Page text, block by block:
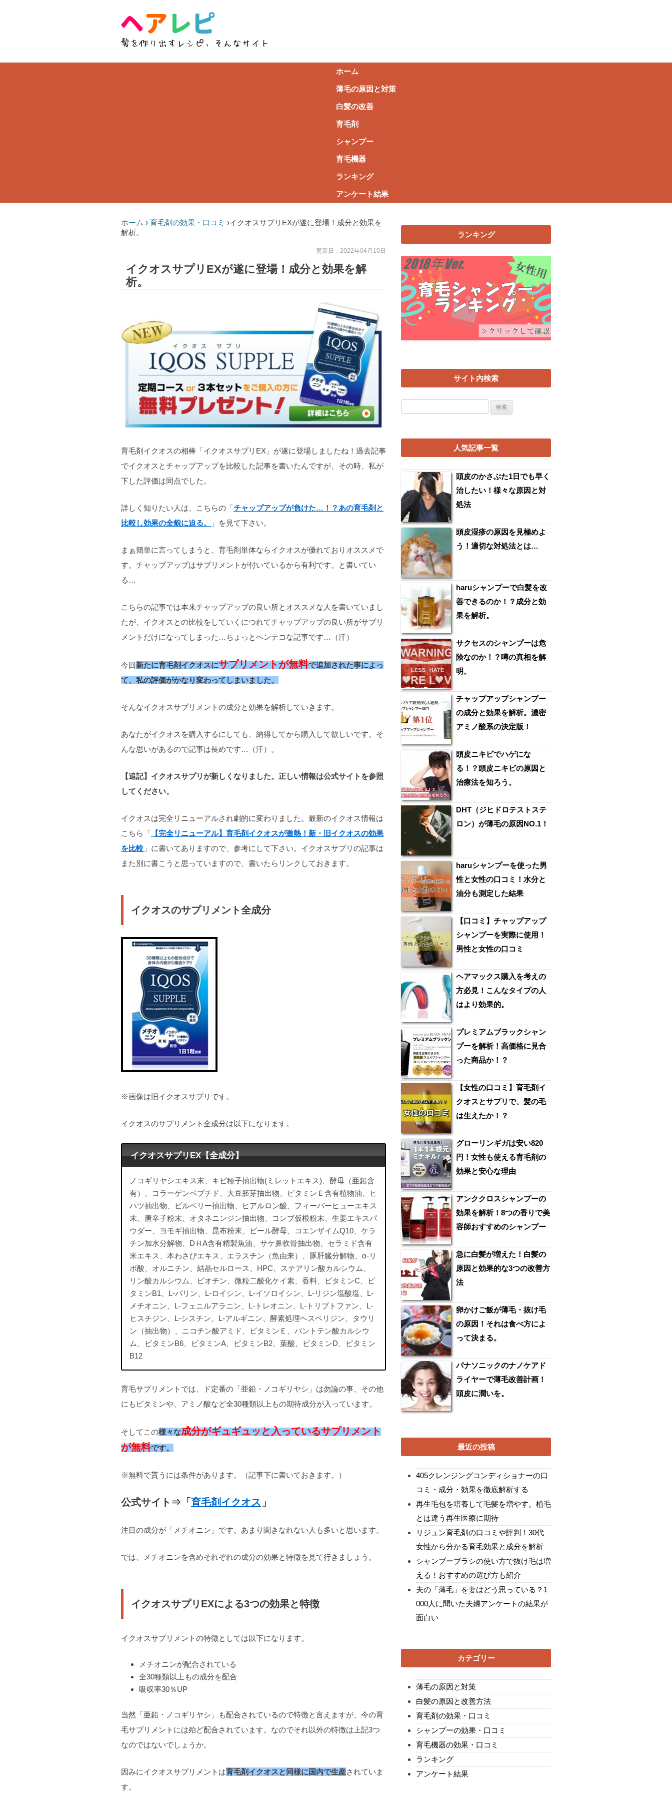
ホーム
薄毛の原因と対策
白髪の改善
育毛剤
シャンプー
育毛機器
ランキング
アンケート結果
ホーム › 育毛剤の効果・口コミ ›イクオスサプリEXが遂に登場！成分と効果を
解析。
更新日：2022年04月10日
イクオスサプリEXが遂に登場！成分と効果を解
析。
育毛剤イクオスの相棒「イクオスサプリEX」が遂に登場しましたね！過去記事
でイクオスとチャップアップを比較した記事を書いたんですが、その時、私が
下した評価は同点でした。
詳しく知りたい人は、こちらの「チャップアップが負けた…！？あの育毛剤と
比較し効果の全貌に迫る。
」を見て下さい。
まぁ簡単に言ってしまうと、育毛剤単体ならイクオスが優れておりオススメで
す。チャップアップはサプリメントが付いているから有利です。と書いてい
る…
こちらの記事では本来チャップアップの良い所とオススメな人を書いていまし
たが、イクオスとの比較をしていくにつれてチャップアップの良い所がサプリ
メントだけになってしまった…ちょっとヘンテコな記事です…（汗）
今回新たに育毛剤イクオスにサプリメントが無料で追加された事によっ
て、私の評価がかなり変わってしまいました。
そんなイクオスサプリメントの成分と効果を解析していきます。
あなたがイクオスを購入するにしても、納得してから購入して欲しいです。そ
んな思いがあるので記事は長めです…（汗）。
【追記】イクオスサプリが新しくなりました。正しい情報は公式サイトを参照
してください。
イクオスは完全リニューアルされ劇的に変わりました。最新のイクオス情報は
こちら「 【完全リニューアル】育毛剤イクオスが激熱！新・旧イクオスの効果
を比較 」に書いてありますので、参考にして下さい。イクオスサプリの記事は
また別に書こうと思っていますので、書いたらリンクしておきます。
イクオスのサプリメント全成分
※画像は旧イクオスサプリです。
イクオスのサプリメント全成分は以下になります。
イクオスサプリEX【全成分】
ノコギリヤシエキス末、キビ種子抽出物(ミレットエキス)、酵母（亜鉛含
有）、コラーゲンペプチド、大豆胚芽抽出物、ビタミンＥ含有植物油、ヒ
ハツ抽出物、ビルベリー抽出物、ヒアルロン酸、フィーバーヒューエキス
末、唐辛子粉末、オタネニンジン抽出物、コンブ仮根粉末、生姜エキスパ
ウダー、ヨモギ抽出物、昆布粉末、ビール酵母、コエンザイムQ10、ケラ
チン加水分解物、DＨA含有精製魚油、サケ鼻軟骨抽出物、セラミド含有
米エキス、本わさびエキス、エラスチン（魚由来）、豚肝臓分解物、α-リ
ポ酸、オルニチン、結晶セルロース、HPC、ステアリン酸カルシウム、
リン酸カルシウム、ビオチン、微粒二酸化ケイ素、香料、ビタミンC、ビ
タミンB1、L-バリン、L-ロイシン、L-イソロイシン、L-リジン塩酸塩、L-
メチオニン、L-フェニルアラニン、L-トレオニン、L-トリプトファン、L-
ヒスチジン、L-シスチン、L-アルギニン、酵素処理ヘスペリジン、タウリ
ン（抽出物）、ニコチン酸アミド、ビタミンＥ、パントテン酸カルシウ
ム、ビタミンB6、ビタミンA、ビタミンB2、葉酸、ビタミンD、ビタミン
B12
育毛サプリメントでは、ド定番の「亜鉛・ノコギリヤシ」は勿論の事、その他
にもビタミンや、アミノ酸など全30種類以上もの期待成分が入っています。
そしてこの様々な成分がギュギュッと入っているサプリメント
が無料です。
※無料で貰うには条件があります。（記事下に書いておきます。）
公式サイト⇒「 育毛剤イクオス 」
注目の成分が「メチオニン」です。あまり聞きなれない人も多いと思います。
では、メチオニンを含めそれぞれの成分の効果と特徴を見て行きましょう。
イクオスサプリEXによる3つの効果と特徴
イクオスサプリメントの特徴としては以下になります。
メチオニンが配合されている
全30種類以上もの成分を配合
吸収率30％UP
当然「亜鉛・ノコギリヤシ」も配合されているので特徴と言えますが、今の育
毛サプリメントには殆ど配合されています。なのでそれ以外の特徴は上記3つ
なのではないでしょうか。
因みにイクオスサプリメントは育毛剤イクオスと同様に国内で生産されていま
す。
ランキング
サイト内検索
人気記事一覧
頭皮のかさぶた1日でも早く
治したい！様々な原因と対
処法
頭皮湿疹の原因を見極めよ
う！適切な対処法とは…
haruシャンプーで白髪を改
善できるのか！？成分と効
果を解析。
サクセスのシャンプーは危
険なのか！？噂の真相を解
明。
チャップアップシャンプー
の成分と効果を解析。濃密
アミノ酸系の決定版！
頭皮ニキビでハゲにな
る！？頭皮ニキビの原因と
治療法を知ろう。
DHT（ジヒドロテストステ
ロン）が薄毛の原因NO.1！
haruシャンプーを使った男
性と女性の口コミ！水分と
油分も測定した結果
【口コミ】チャップアップ
シャンプーを実際に使用！
男性と女性の口コミ
ヘアマックス購入を考えの
方必見！こんなタイプの人
はより効果的。
プレミアムブラックシャン
プーを解析！高価格に見合
った商品か！？
【女性の口コミ】育毛剤イ
クオスとサプリで、髪の毛
は生えたか！？
グローリンギガは安い820
円！女性も使える育毛剤の
効果と安心な理由
アンククロスシャンプーの
効果を解析！8つの香りで美
容師おすすめのシャンプー
急に白髪が増えた！白髪の
原因と効果的な3つの改善方
法
卵かけご飯が薄毛・抜け毛
の原因！それは食べ方によ
って決まる。
パナソニックのナノケアド
ライヤーで薄毛改善計画！
頭皮に潤いを。
最近の投稿
405クレンジングコンディショナーの口
コミ・成分・効果を徹底解析する
再生毛包を培養して毛髪を増やす。植毛
とは違う再生医療に期待
リジュン育毛剤の口コミや評判！30代
女性から分かる育毛効果と成分を解析
シャンプーブラシの使い方で抜け毛は増
える！おすすめの選び方も紹介
夫の「薄毛」を妻はどう思っている？1
000人に聞いた夫婦アンケートの結果が
面白い
カテゴリー
薄毛の原因と対策
白髪の原因と改善方法
育毛剤の効果・口コミ
シャンプーの効果・口コミ
育毛機器の効果・口コミ
ランキング
アンケート結果